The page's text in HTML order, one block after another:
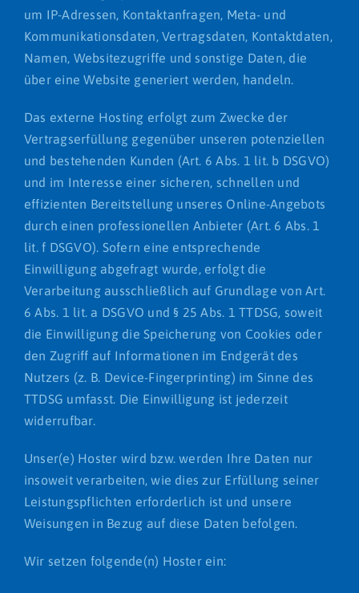
um IP-Adressen, Kontaktanfragen, Meta- und
Kommunikationsdaten, Vertragsdaten, Kontaktdaten,
Namen, Websitezugriffe und sonstige Daten, die
über eine Website generiert werden, handeln.
Das externe Hosting erfolgt zum Zwecke der
Vertragserfüllung gegenüber unseren potenziellen
und bestehenden Kunden (Art. 6 Abs. 1 lit. b DSGVO)
und im Interesse einer sicheren, schnellen und
effizienten Bereitstellung unseres Online-Angebots
durch einen professionellen Anbieter (Art. 6 Abs. 1
lit. f DSGVO). Sofern eine entsprechende
Einwilligung abgefragt wurde, erfolgt die
Verarbeitung ausschließlich auf Grundlage von Art.
6 Abs. 1 lit. a DSGVO und § 25 Abs. 1 TTDSG, soweit
die Einwilligung die Speicherung von Cookies oder
den Zugriff auf Informationen im Endgerät des
Nutzers (z. B. Device-Fingerprinting) im Sinne des
TTDSG umfasst. Die Einwilligung ist jederzeit
widerrufbar.
Unser(e) Hoster wird bzw. werden Ihre Daten nur
insoweit verarbeiten, wie dies zur Erfüllung seiner
Leistungspflichten erforderlich ist und unsere
Weisungen in Bezug auf diese Daten befolgen.
Wir setzen folgende(n) Hoster ein: